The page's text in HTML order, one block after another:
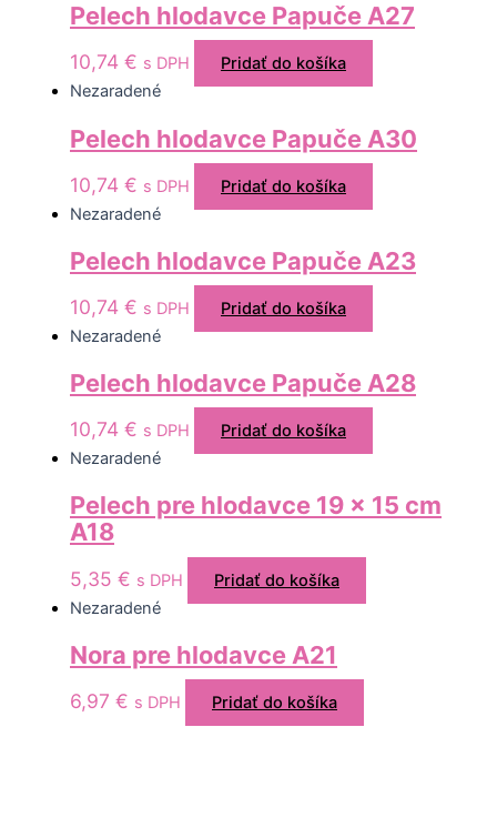
Pelech hlodavce Papuče A27
10,74 € s DPH
Pridať do košíka
Nezaradené
Pelech hlodavce Papuče A30
10,74 € s DPH
Pridať do košíka
Nezaradené
Pelech hlodavce Papuče A23
10,74 € s DPH
Pridať do košíka
Nezaradené
Pelech hlodavce Papuče A28
10,74 € s DPH
Pridať do košíka
Nezaradené
Pelech pre hlodavce 19 x 15 cm
A18
5,35 € s DPH
Pridať do košíka
Nezaradené
Nora pre hlodavce A21
6,97 € s DPH Pridať do košíka